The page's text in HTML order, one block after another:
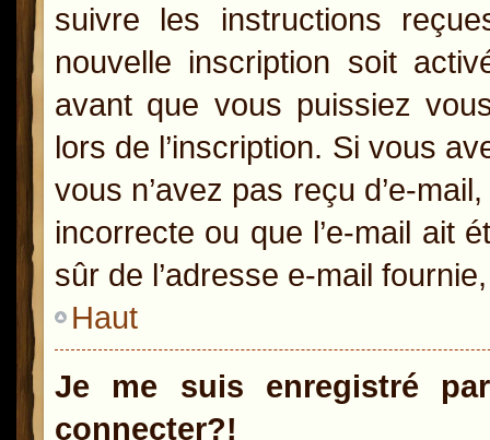
suivre les instructions
nouvelle inscription soit
avant que vous puissiez
lors de l’inscription. Si vous
vous n’avez pas reçu d’e-
incorrecte ou que l’e-mail ait
sûr de l’adresse e-mail
Haut
Je me suis enregistré
connecter?!